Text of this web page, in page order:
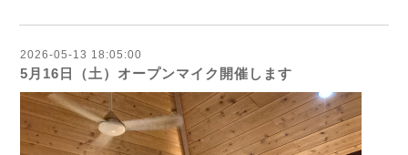
2026-05-13 18:05:00
5月16日（土）オープンマイク開催します